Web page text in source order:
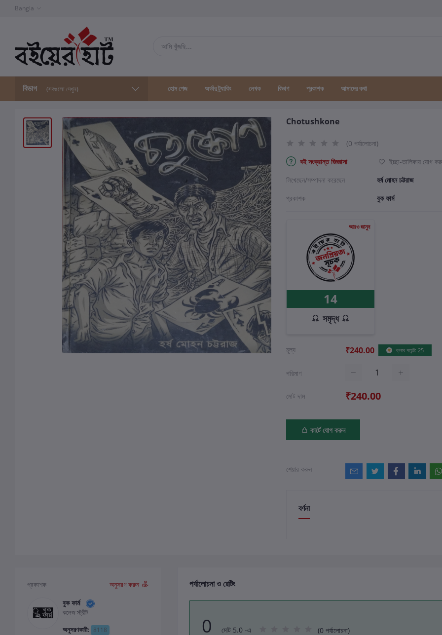
Bangla
বিভাগ (সবগুলো দেখুন) হোম পেজ অর্ডার ট্র্যাকিং লেখক বিভাগ প্রকাশক আমাদের কথা
Chotushkone
(0 পর্যালোচনা)
বই সংক্রান্ত জিজ্ঞাসা
ইচ্ছা-তালিকায় যোগ
লিখেছেন/সম্পাদনা করেছেন
হর্ষ মোহন চট্টরাজ
প্রকাশক
বুক ফার্ম
আরও জানুন
14
সমৃদ্ধ
মূল্য ₹240.00 ক্লাব পয়েন্ট: 25
পরিমাণ
মোট দাম ₹240.00
কার্টে যোগ করুন
শেয়ার করুন
বর্ণনা
প্রকাশক
অনুসরণ করুন
বুক ফার্ম
কলেজ স্ট্রীট
অনুসরণকারী: 8118
পর্যালোচনা ও রেটিং
0 মোট 5.0 -এ (0 পর্যালোচনা)